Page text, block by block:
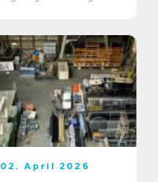
02. April 2026